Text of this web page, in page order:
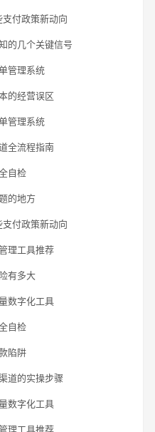
付政策新动向
的几个关键信号
管理系统
的经营误区
管理系统
全流程指南
自检
的地方
付政策新动向
理工具推荐
有多大
数字化工具
自检
陷阱
道的实操步骤
数字化工具
理工具推荐